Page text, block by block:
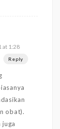
at 1:28
Reply
obat).